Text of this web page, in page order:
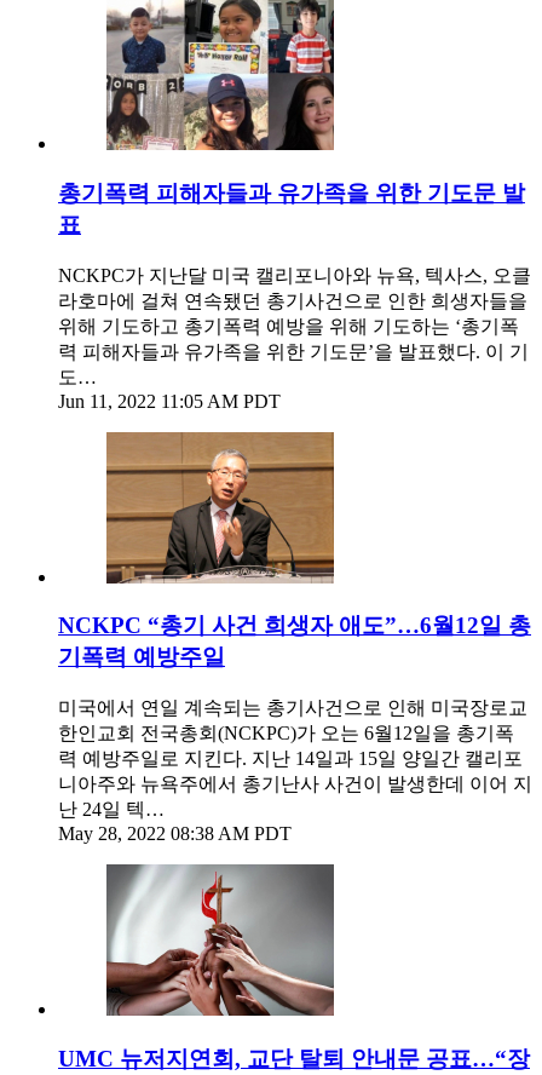
총기폭력 피해자들과 유가족을 위한 기도문 발
표
NCKPC가 지난달 미국 캘리포니아와 뉴욕, 텍사스, 오클
라호마에 걸쳐 연속됐던 총기사건으로 인한 희생자들을
위해 기도하고 총기폭력 예방을 위해 기도하는 ‘총기폭
력 피해자들과 유가족을 위한 기도문’을 발표했다. 이 기
도…
Jun 11, 2022 11:05 AM PDT
NCKPC “총기 사건 희생자 애도”…6월12일 총
기폭력 예방주일
미국에서 연일 계속되는 총기사건으로 인해 미국장로교
한인교회 전국총회(NCKPC)가 오는 6월12일을 총기폭
력 예방주일로 지킨다. 지난 14일과 15일 양일간 캘리포
니아주와 뉴욕주에서 총기난사 사건이 발생한데 이어 지
난 24일 텍…
May 28, 2022 08:38 AM PDT
UMC 뉴저지연회, 교단 탈퇴 안내문 공표…“장